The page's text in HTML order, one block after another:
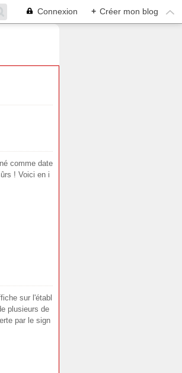
Connexion + Créer mon blog
comme date
! Voici en i
sur l'établ
plusieurs de
par le sign